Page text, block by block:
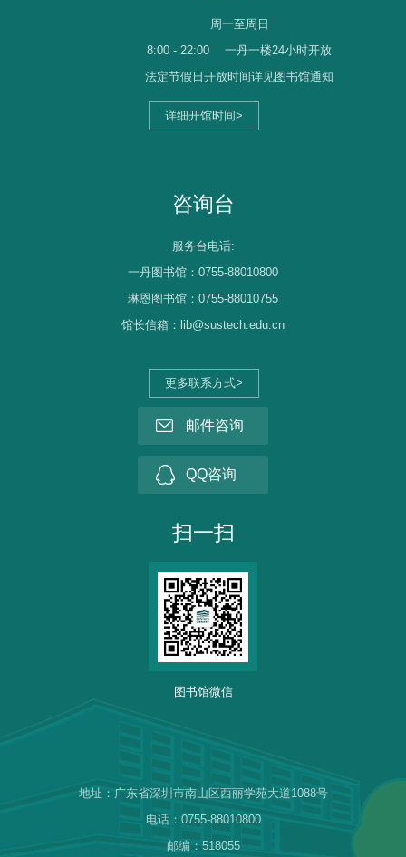
详细开馆时间>
周一至周日
8:00 - 22:00
一丹一楼24小时开放
法定节假日开放时间详见图书馆通知
咨询台
更多联系方式>
服务台电话:
一丹图书馆：0755-88010800
琳恩图书馆：0755-88010755
馆长信箱：lib@sustech.edu.cn
邮件咨询
QQ咨询
扫一扫
图书馆微信
地址：广东省深圳市南山区西丽学苑大道1088号
电话：0755-88010800
邮编：518055